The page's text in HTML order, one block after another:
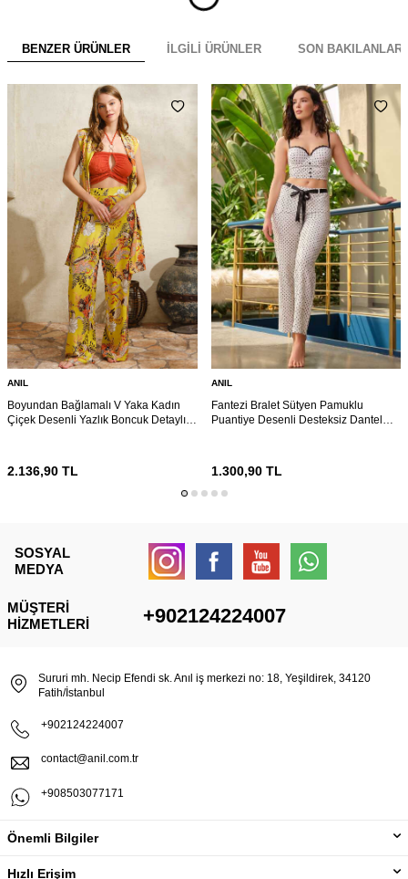
BENZER ÜRÜNLER İLGILI ÜRÜNLER SON BAKILANLAR
ANIL
Boyundan Bağlamalı V Yaka Kadın
Çiçek Desenli Yazlık Boncuk Detaylı
2.136,90 TL
ANIL
Fantezi Bralet Sütyen Pamuklu
Puantiye Desenli Desteksiz Dantel
1.300,90TL
SOSYAL
MEDYA
MÜŞTERI
HIZMETLERI
+902124224007
Sururi mh. Necip Efendi sk. Anıl iş merkezi no: 18, Yeşildirek, 34120
Fatih/İstanbul
+902124224007
contact@anil.com.tr
+908503077171
Önemli Bilgiler
Hızlı Erişim